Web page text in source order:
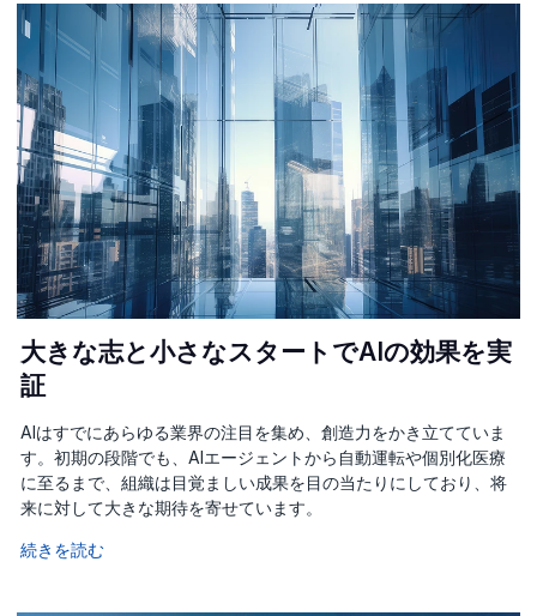
大きな志と小さなスタートでAIの効果を実
証
AIはすでにあらゆる業界の注目を集め、創造力をかき立てていま
す。初期の段階でも、AIエージェントから自動運転や個別化医療
に至るまで、組織は目覚ましい成果を目の当たりにしており、将
来に対して大きな期待を寄せています。
続きを読む